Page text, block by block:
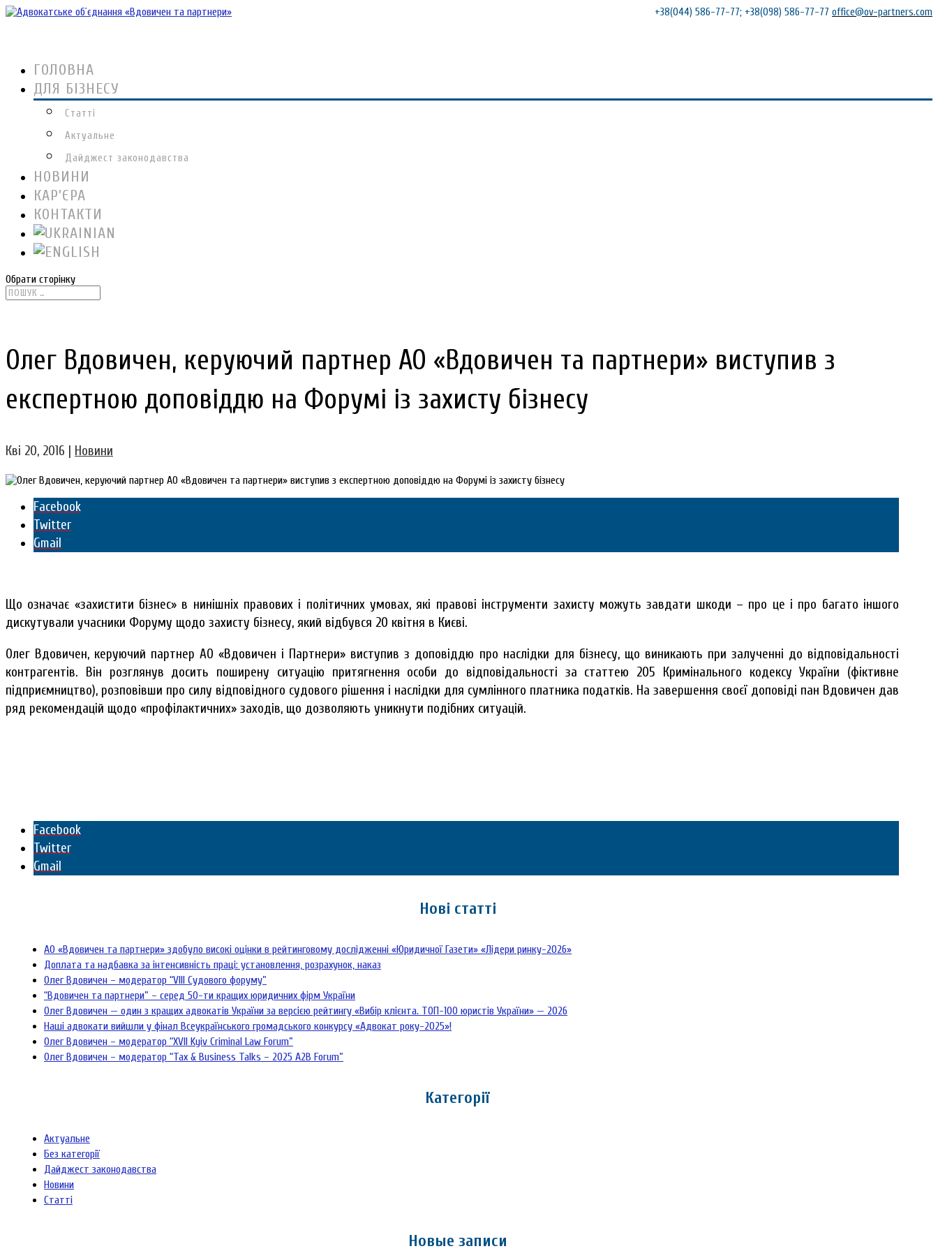
+38(044) 586-77-77; +38(098) 586-77-77 office@ov-partners.com
ГОЛОВНА
ДЛЯ БІЗНЕСУ
Статті
Актуальне
Дайджест законодавства
НОВИНИ
КАР’ЄРА
КОНТАКТИ
Обрати сторінку
Олег Вдовичен, керуючий партнер АО «Вдовичен та партнери» виступив з
експертною доповіддю на Форумі із захисту бізнесу
Кві 20, 2016 Новини
Facebook
Twitter
Gmail
Що означає «захистити бізнес» в нинішніх правових і політичних умовах, які правові інструменти захисту можуть завдати шкоди – про це і про багато іншого
дискутували учасники Форуму щодо захисту бізнесу, який відбувся 20 квітня в Києві.
Олег Вдовичен, керуючий партнер АО «Вдовичен і Партнери» виступив з доповіддю про наслідки для бізнесу, що виникають при залученні до відповідальності
контрагентів. Він розглянув досить поширену ситуацію притягнення особи до відповідальності за статтею 205 Кримінального кодексу України (фіктивне
підприємництво), розповівши про силу відповідного судового рішення і наслідки для сумлінного платника податків. На завершення своєї доповіді пан Вдовичен дав
ряд рекомендацій щодо «профілактичних» заходів, що дозволяють уникнути подібних ситуацій.
Facebook
Twitter
Gmail
Нові статті
АО «Вдовичен та партнери» здобуло високі оцінки в рейтинговому дослідженні «Юридичної Газети» «Лідери ринку-2026»
Доплата та надбавка за інтенсивність праці: установлення, розрахунок, наказ
Олег Вдовичен – модератор “VIII Судового форуму”
“Вдовичен та партнери” – серед 50-ти кращих юридичних фірм України
Олег Вдовичен — один з кращих адвокатів України за версією рейтингу «Вибір клієнта. ТОП-100 юристів України» — 2026
Наші адвокати вийшли у фінал Всеукраїнського громадського конкурсу «Адвокат року-2025»!
Олег Вдовичен – модератор “XVII Kyiv Criminal Law Forum”
Олег Вдовичен – модератор “Tax & Business Talks – 2025 A2B Forum”
Категорії
Актуальне
Без категорії
Дайджест законодавства
Новини
Статті
Новые записи